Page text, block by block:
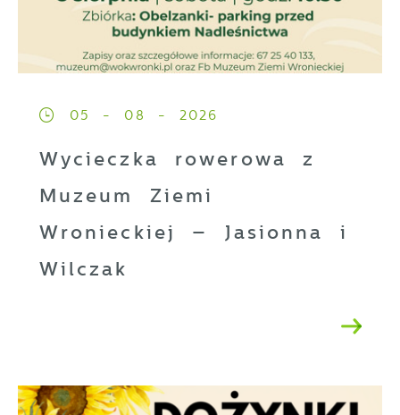
05 - 08 - 2026
Wycieczka rowerowa z
Muzeum Ziemi
Wronieckiej – Jasionna i
Wilczak